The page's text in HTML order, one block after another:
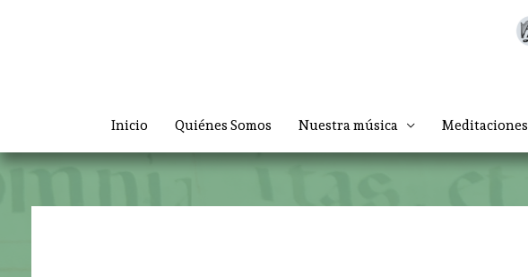
Inicio Quiénes Somos Nuestra música Meditaciones